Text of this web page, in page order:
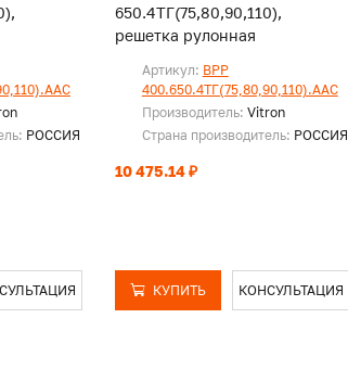
РОССИЯ
650.4ТГ(75,80,90,110),
решетка рулонная
Артикул: ВРР
400.650.4ТГ(75,80,90,110).ААС
Производитель: Vitron
Страна производитель: РОССИЯ
10 475.14 ₽
КУПИТЬ КОНСУЛЬТАЦИЯ